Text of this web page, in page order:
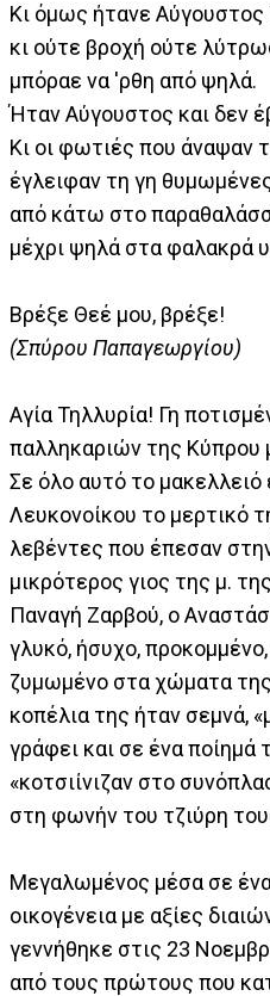
Κι όμως ήτανε Αύγουστος
κι ούτε βροχή ούτε
μπόραε να 'ρθη από ψηλά.
Ήταν Αύγουστος και δεν
Κι οι φωτιές που άναψαν
έγλειφαν τη γη
από κάτω στο
μέχρι ψηλά στα φαλακρά
Βρέξε Θεέ μου, βρέξε!
(Σπύρου Παπαγεωργίου)
Αγία Τηλλυρία! Γη
παλληκαριών της Κύπρου
Σε όλο αυτό το
Λευκονοίκου το μερτικό
λεβέντες που έπεσαν
μικρότερος γιος της μ.
Παναγή Ζαρβού, ο
γλυκό, ήσυχο,
ζυμωμένο στα χώματα
κοπέλια της ήταν σεμνά,
γράφει και σε ένα
«κοτσιίνιζαν στο
στη φωνήν του τζιύρη
Μεγαλωμένος μέσα σε
οικογένεια με αξίες
γεννήθηκε στις 23
από τους πρώτους που